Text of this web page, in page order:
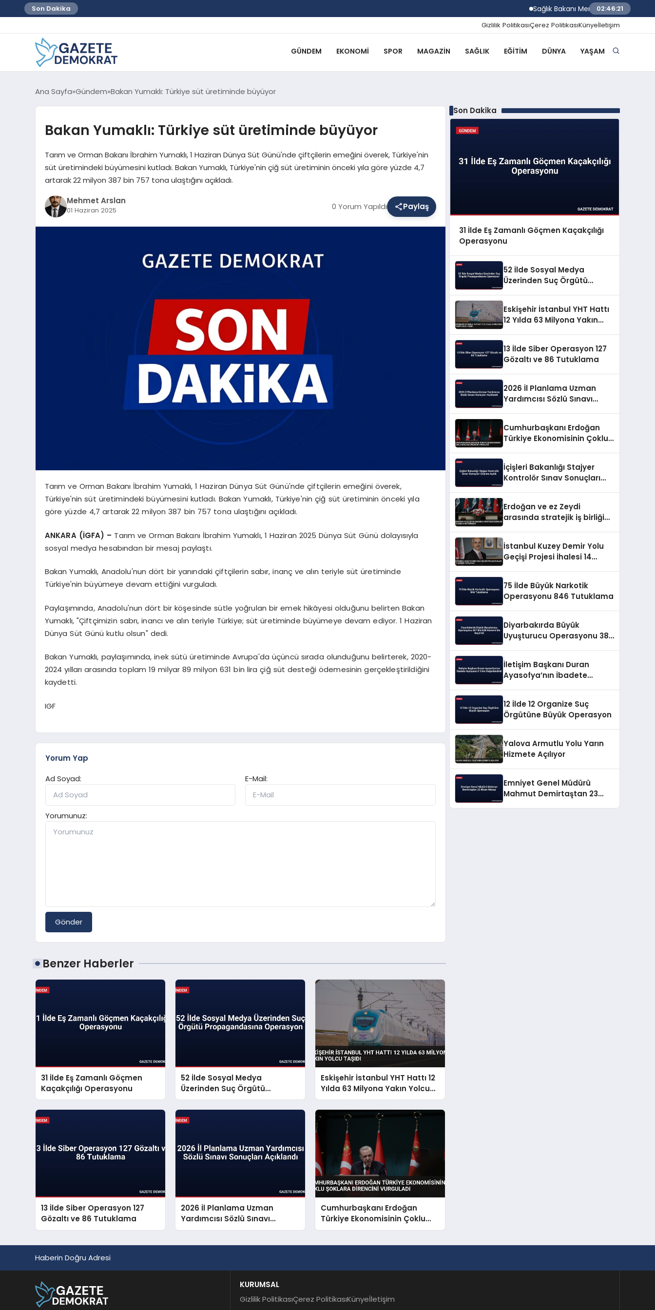
Son Dakika Sağlık Bakanı Memişoğlu Rize Şehir
02:46:22
Gizlilik PolitikasıÇerez PolitikasıKünyeİletişim
GÜNDEM EKONOMI SPOR MAGAZIN SAĞLIK EĞITIM DÜNYA YAŞAM
Ana Sayfa Gündem Bakan Yumaklı: Türkiye süt üretiminde büyüyor
Bakan Yumaklı: Türkiye süt üretiminde büyüyor
Tarım ve Orman Bakanı İbrahim Yumaklı, 1 Haziran Dünya Süt Günü'nde çiftçilerin emeğini överek, Türkiye'nin
süt üretimindeki büyümesini kutladı. Bakan Yumaklı, Türkiye'nin çiğ süt üretiminin önceki yıla göre yüzde 4,7
artarak 22 milyon 387 bin 757 tona ulaştığını açıkladı.
Mehmet Arslan
01 Haziran 2025 0 Yorum Yapıldı Paylaş
Tarım ve Orman Bakanı İbrahim Yumaklı, 1 Haziran Dünya Süt Günü'nde çiftçilerin emeğini överek,
Türkiye'nin süt üretimindeki büyümesini kutladı. Bakan Yumaklı, Türkiye'nin çiğ süt üretiminin önceki yıla
göre yüzde 4,7 artarak 22 milyon 387 bin 757 tona ulaştığını açıkladı.
ANKARA (İGFA) – Tarım ve Orman Bakanı İbrahim Yumaklı, 1 Haziran 2025 Dünya Süt Günü dolayısıyla
sosyal medya hesabından bir mesaj paylaştı.
Bakan Yumaklı, Anadolu'nun dört bir yanındaki çiftçilerin sabır, inanç ve alın teriyle süt üretiminde
Türkiye'nin büyümeye devam ettiğini vurguladı.
Paylaşımında, Anadolu'nun dört bir köşesinde sütle yoğrulan bir emek hikâyesi olduğunu belirten Bakan
Yumaklı, "Çiftçimizin sabrı, inancı ve alın teriyle Türkiye; süt üretiminde büyümeye devam ediyor. 1 Haziran
Dünya Süt Günü kutlu olsun" dedi.
Bakan Yumaklı, paylaşımında, inek sütü üretiminde Avrupa'da üçüncü sırada olunduğunu belirterek, 2020-
2024 yılları arasında toplam 19 milyar 89 milyon 631 bin lira çiğ süt desteği ödemesinin gerçekleştirildiğini
kaydetti.
IGF
Yorum Yap
Ad Soyad:
E-Mail:
Yorumunuz:
Gönder
Benzer Haberler
31 İlde Eş Zamanlı Göçmen
Kaçakçılığı Operasyonu
52 İlde Sosyal Medya
Üzerinden Suç Örgütü
Propagandasına Operasyon
Eskişehir İstanbul YHT Hattı 12
Yılda 63 Milyona Yakın Yolcu
Taşıdı
13 İlde Siber Operasyon 127
Gözaltı ve 86 Tutuklama
2026 İl Planlama Uzman
Yardımcısı Sözlü Sınavı
Sonuçları Açıklandı
Cumhurbaşkanı Erdoğan
Türkiye Ekonomisinin Çoklu
Şoklara Direncini Vurguladı
Son Dakika
31 İlde Eş Zamanlı Göçmen Kaçakçılığı
Operasyonu
52 İlde Sosyal Medya
Üzerinden Suç Örgütü
Eskişehir İstanbul YHT Hattı
12 Yılda 63 Milyona Yakın
13 İlde Siber Operasyon 127
Gözaltı ve 86 Tutuklama
2026 İl Planlama Uzman
Yardımcısı Sözlü Sınavı
Cumhurbaşkanı Erdoğan
Türkiye Ekonomisinin Çoklu
İçişleri Bakanlığı Stajyer
Kontrolör Sınav Sonuçları
Erdoğan ve ez Zeydi
arasında stratejik iş birliği
İstanbul Kuzey Demir Yolu
Geçişi Projesi İhalesi 14
75 İlde Büyük Narkotik
Operasyonu 846 Tutuklama
Diyarbakırda Büyük
Uyuşturucu Operasyonu 387
İletişim Başkanı Duran
Ayasofya’nın İbadete
12 İlde 12 Organize Suç
Örgütüne Büyük Operasyon
Yalova Armutlu Yolu Yarın
Hizmete Açılıyor
Emniyet Genel Müdürü
Mahmut Demirtaştan 23
Haberin Doğru Adresi
KURUMSAL
Gizlilik PolitikasıÇerez PolitikasıKünyeİletişim